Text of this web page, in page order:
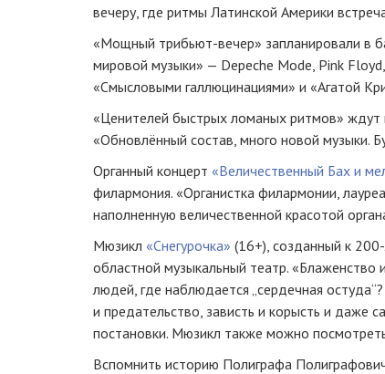
вечеру, где ритмы Латинской Америки
«Мощный трибьют-вечер» запланировали в
мировой музыки» — Depeche Mode, Pink
«Смысловыми галлюцинациями» и «Агатой
«Ценителей быстрых ломаных ритмов» ждут
«Обновлённый состав, много новой музыки.
Органный концерт «Величественный Бах и
филармония. «Органистка филармонии,
наполненную величественной красотой
Мюзикл «Снегурочка» (16+), созданный к
областной музыкальный театр.
людей, где наблюдается „сердечная
и предательство, зависть и корысть и даже
постановки. Мюзикл также можно
Вспомнить историю Полиграфа